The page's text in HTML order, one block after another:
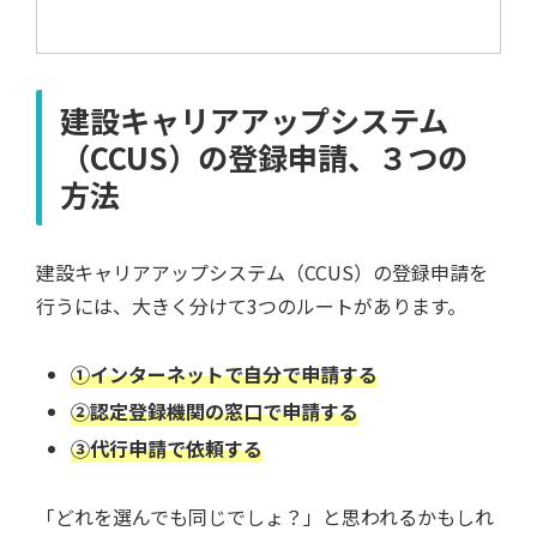
建設キャリアアップシステム
（CCUS）の登録申請、３つの
方法
建設キャリアアップシステム（CCUS）の登録申請を
行うには、大きく分けて3つのルートがあります。
①インターネットで自分で申請する
②認定登録機関の窓口で申請する
③代行申請で依頼する
「どれを選んでも同じでしょ？」と思われるかもしれ